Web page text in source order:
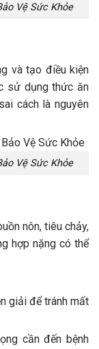
Vệ Sức Khỏe
và tạo điều kiện
sử dụng thức ăn
cách là nguyên
Vệ Sức Khỏe
nôn, tiêu chảy,
hợp nặng có thể
giải để tránh mất
cần đến bệnh